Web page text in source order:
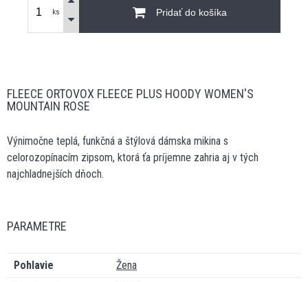
ks Pridať do košíka
FLEECE ORTOVOX FLEECE PLUS HOODY WOMEN'S
MOUNTAIN ROSE
Výnimočne teplá, funkčná a štýlová dámska mikina s
celorozopínacím zipsom, ktorá ťa príjemne zahria aj v tých
najchladnejších dňoch.
PARAMETRE
Pohlavie
Žena